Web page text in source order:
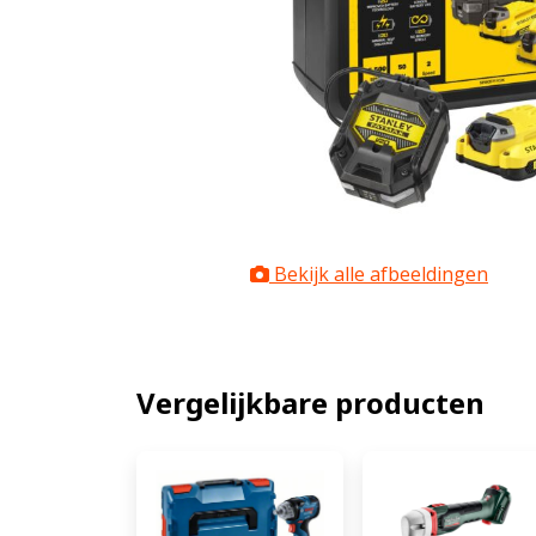
Bekijk alle afbeeldingen
Vergelijkbare producten